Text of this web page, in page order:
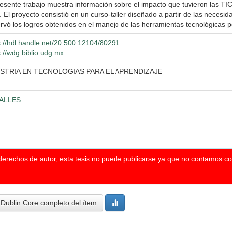
trabajo muestra información sobre el impacto que tuvieron las
El proyecto consistió en un curso-taller diseñado a partir de las
los logros obtenidos en el manejo de las herramientas tecnológicas
hdl.handle.net/20.500.12104/80291
wdg.biblio.udg.mx
EN TECNOLOGIAS PARA EL APRENDIZAJE
de autor, esta tesis no puede publicarse ya que no contamos
Core completo del ítem